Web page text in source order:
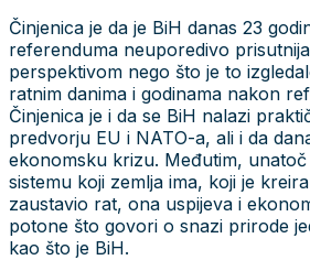
Činjenica je da je BiH danas 23
referenduma neuporedivo
perspektivom nego što je to
ratnim danima i godinama nakon
Činjenica je i da se BiH nalazi
predvorju EU i NATO-a, ali i da
ekonomsku krizu. Međutim,
sistemu koji zemlja ima, koji je
zaustavio rat, ona uspijeva i
potone što govori o snazi prirode
kao što je BiH.